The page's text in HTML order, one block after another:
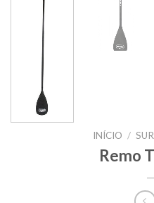
INÍCIO /
Remo